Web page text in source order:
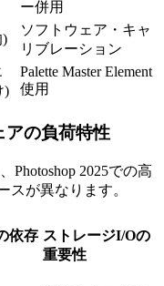
ー併用
)
ソフトウェア・キャ
リブレーション
)
Palette Master Element
使用
アの負荷特性
Photoshop 2025での高
スが異なります。
依存 ストレージI/Oの
重要性